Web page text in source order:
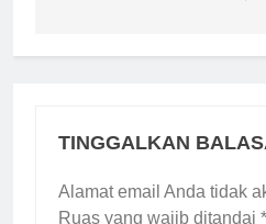
TINGGALKAN
Alamat email Anda tidak
Ruas yang wajib ditandai *